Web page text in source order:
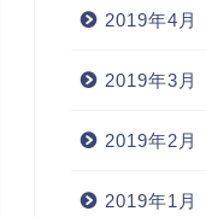
2019年4月
2019年3月
2019年2月
2019年1月